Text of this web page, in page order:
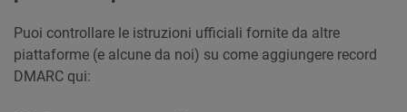
Puoi controllare le istruzioni ufficiali fornite da altre
piattaforme (e alcune da noi) su come aggiungere record
DMARC qui: